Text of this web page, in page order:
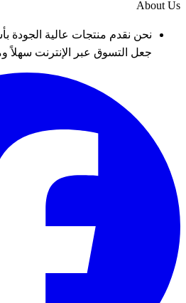
About Us
نحن نقدم منتجات عالية الجودة
جعل التسوق عبر الإنترنت سهلاً